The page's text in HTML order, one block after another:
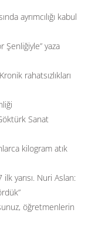
ayrımcılığı kabul
Şenliğiyle” yaza
rahatsızlıkları
Sanat
kilogram atık
yarısı. Nuri Aslan:
öğretmenlerin